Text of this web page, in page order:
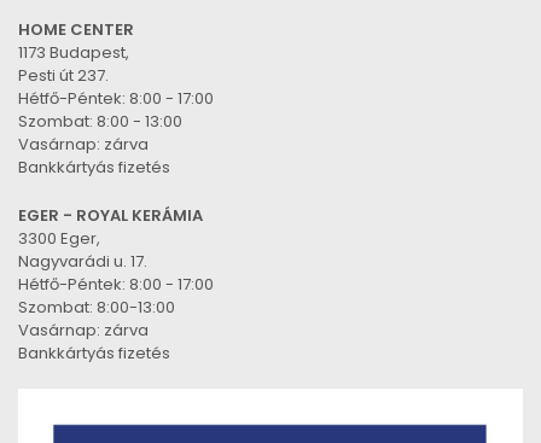
HOME CENTER
1173 Budapest,
Pesti út 237.
Hétfő-Péntek: 8:00 - 17:00
Szombat: 8:00 - 13:00
Vasárnap: zárva
Bankkártyás fizetés
EGER - ROYAL KERÁMIA
3300 Eger,
Nagyvarádi u. 17.
Hétfő-Péntek: 8:00 - 17:00
Szombat: 8:00-13:00
Vasárnap: zárva
Bankkártyás fizetés